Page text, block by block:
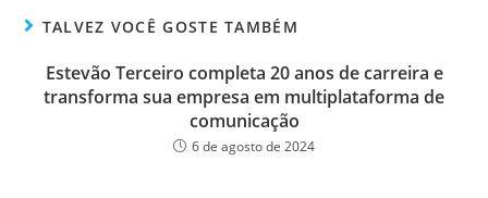
ok er
TALVEZ VOCÊ GOSTE TAMBÉM
Estevão Terceiro completa 20 anos de carreira e
transforma sua empresa em multiplataforma de
comunicação
6 de agosto de 2024